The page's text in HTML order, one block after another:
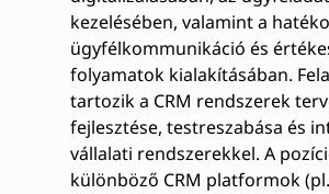
kezelésében, valamint a
ügyfélkommunikáció és
folyamatok kialakításában.
tartozik a CRM rendszerek
fejlesztése, testreszabása és
vállalati rendszerekkel. A
különböző CRM platformok